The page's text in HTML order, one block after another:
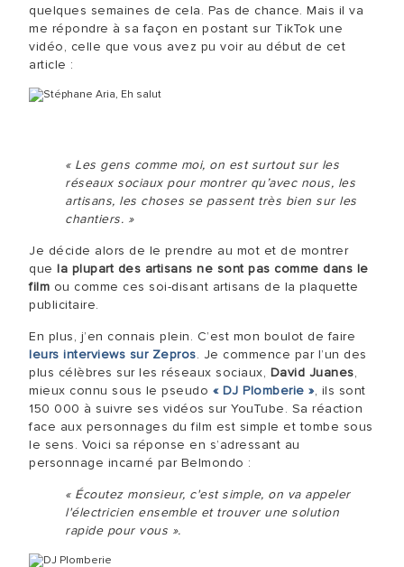
quelques semaines de cela. Pas de chance. Mais il va
me répondre à sa façon en postant sur TikTok une
vidéo, celle que vous avez pu voir au début de cet
article :
« Les gens comme moi, on est surtout sur les
réseaux sociaux pour montrer qu’avec nous, les
artisans, les choses se passent très bien sur les
chantiers. »
Je décide alors de le prendre au mot et de montrer
que la plupart des artisans ne sont pas comme dans le
film ou comme ces soi-disant artisans de la plaquette
publicitaire.
En plus, j’en connais plein. C’est mon boulot de faire
leurs interviews sur Zepros. Je commence par l’un des
plus célèbres sur les réseaux sociaux, David Juanes,
mieux connu sous le pseudo « DJ Plomberie », ils sont
150 000 à suivre ses vidéos sur YouTube. Sa réaction
face aux personnages du film est simple et tombe sous
le sens. Voici sa réponse en s’adressant au
personnage incarné par Belmondo :
« Écoutez monsieur, c'est simple, on va appeler
l'électricien ensemble et trouver une solution
rapide pour vous ».